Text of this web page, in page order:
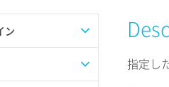
ン
て 指定し